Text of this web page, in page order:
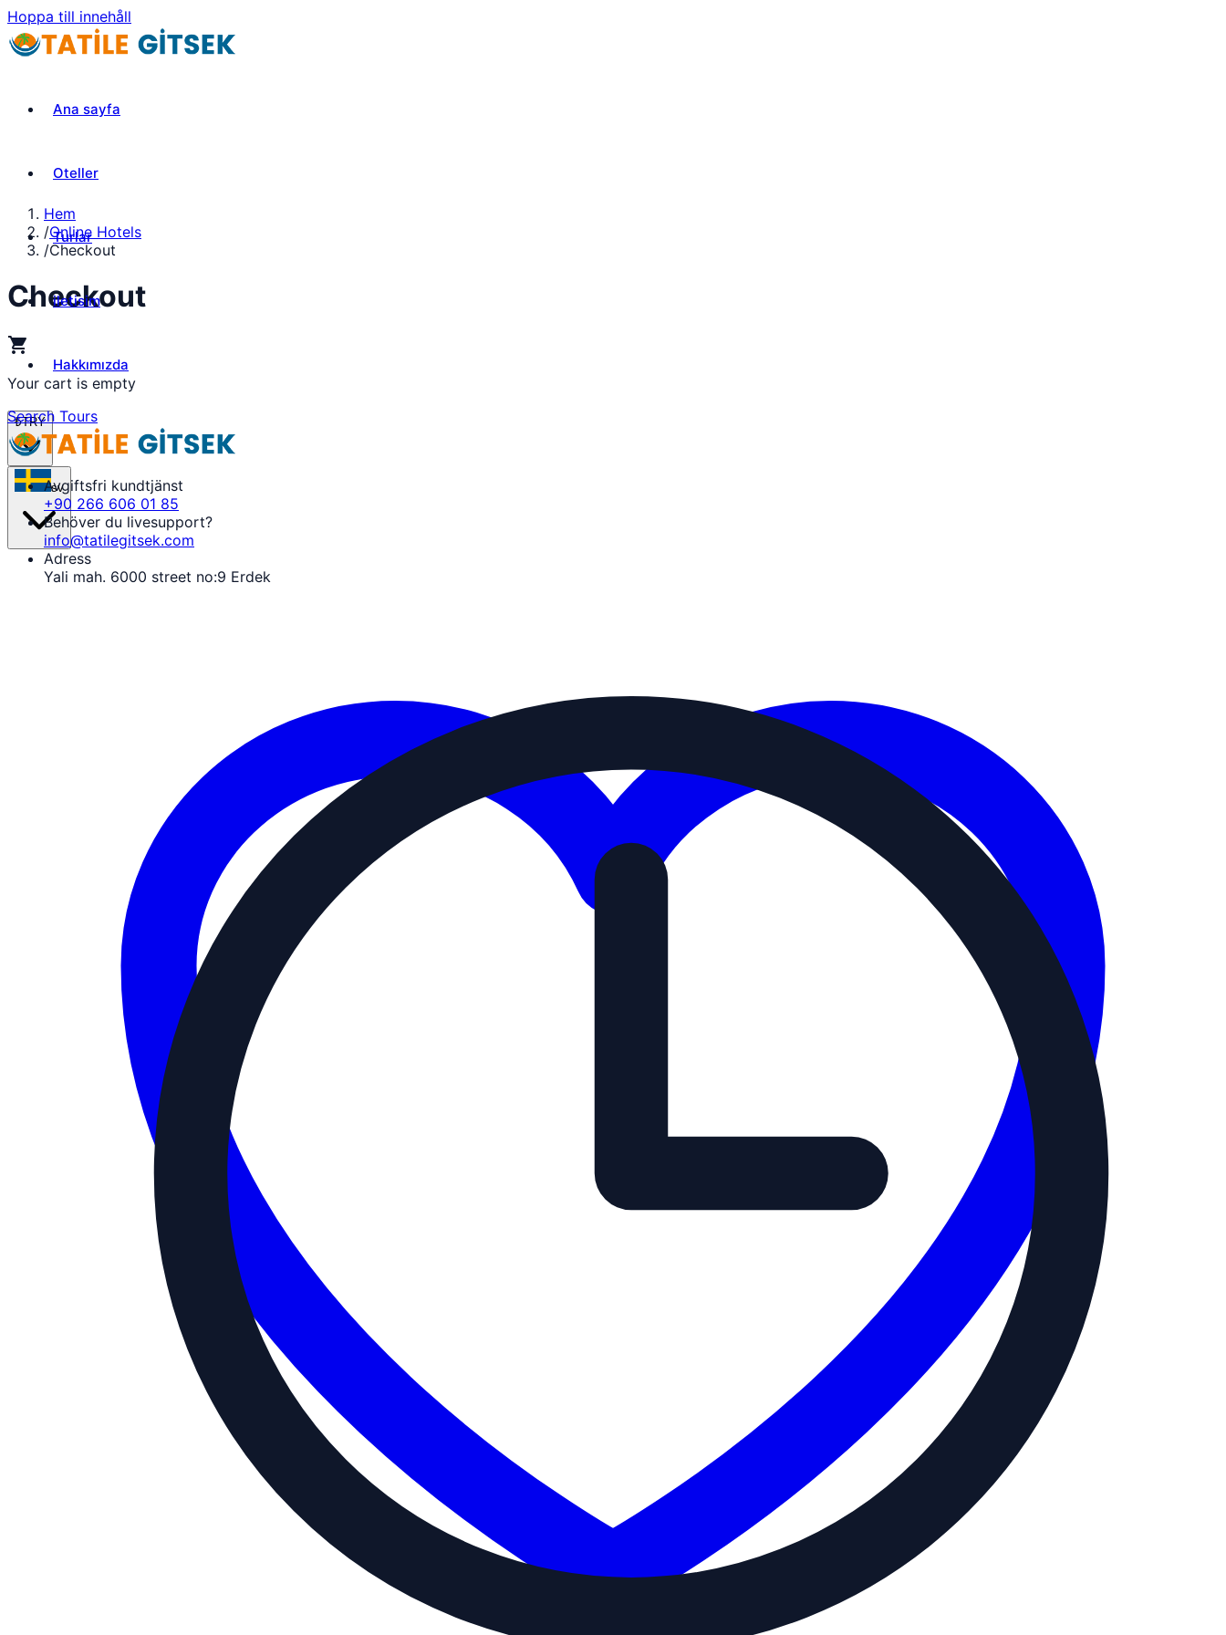
Hoppa till innehåll
Ana sayfa
Oteller
Turlar
iletisim
Hakkımızda
₺TRY
sv
Hem
/Online Hotels
/Checkout
Checkout
shopping_cart
Your cart is empty
Search Tours
Avgiftsfri kundtjänst
+90 266 606 01 85
Behöver du livesupport?
info@tatilegitsek.com
Adress
Yali mah. 6000 street no:9 Erdek